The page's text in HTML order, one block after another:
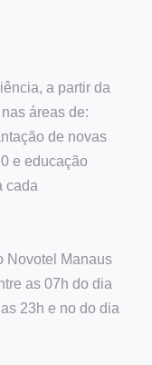
a partir da
áreas de:
de novas
e educação
cada
Novotel Manaus
as 07h do dia
23h e no do dia